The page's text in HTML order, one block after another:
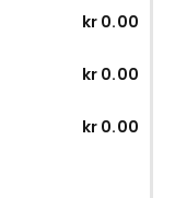
kr 0.00
kr 0.00
kr 0.00